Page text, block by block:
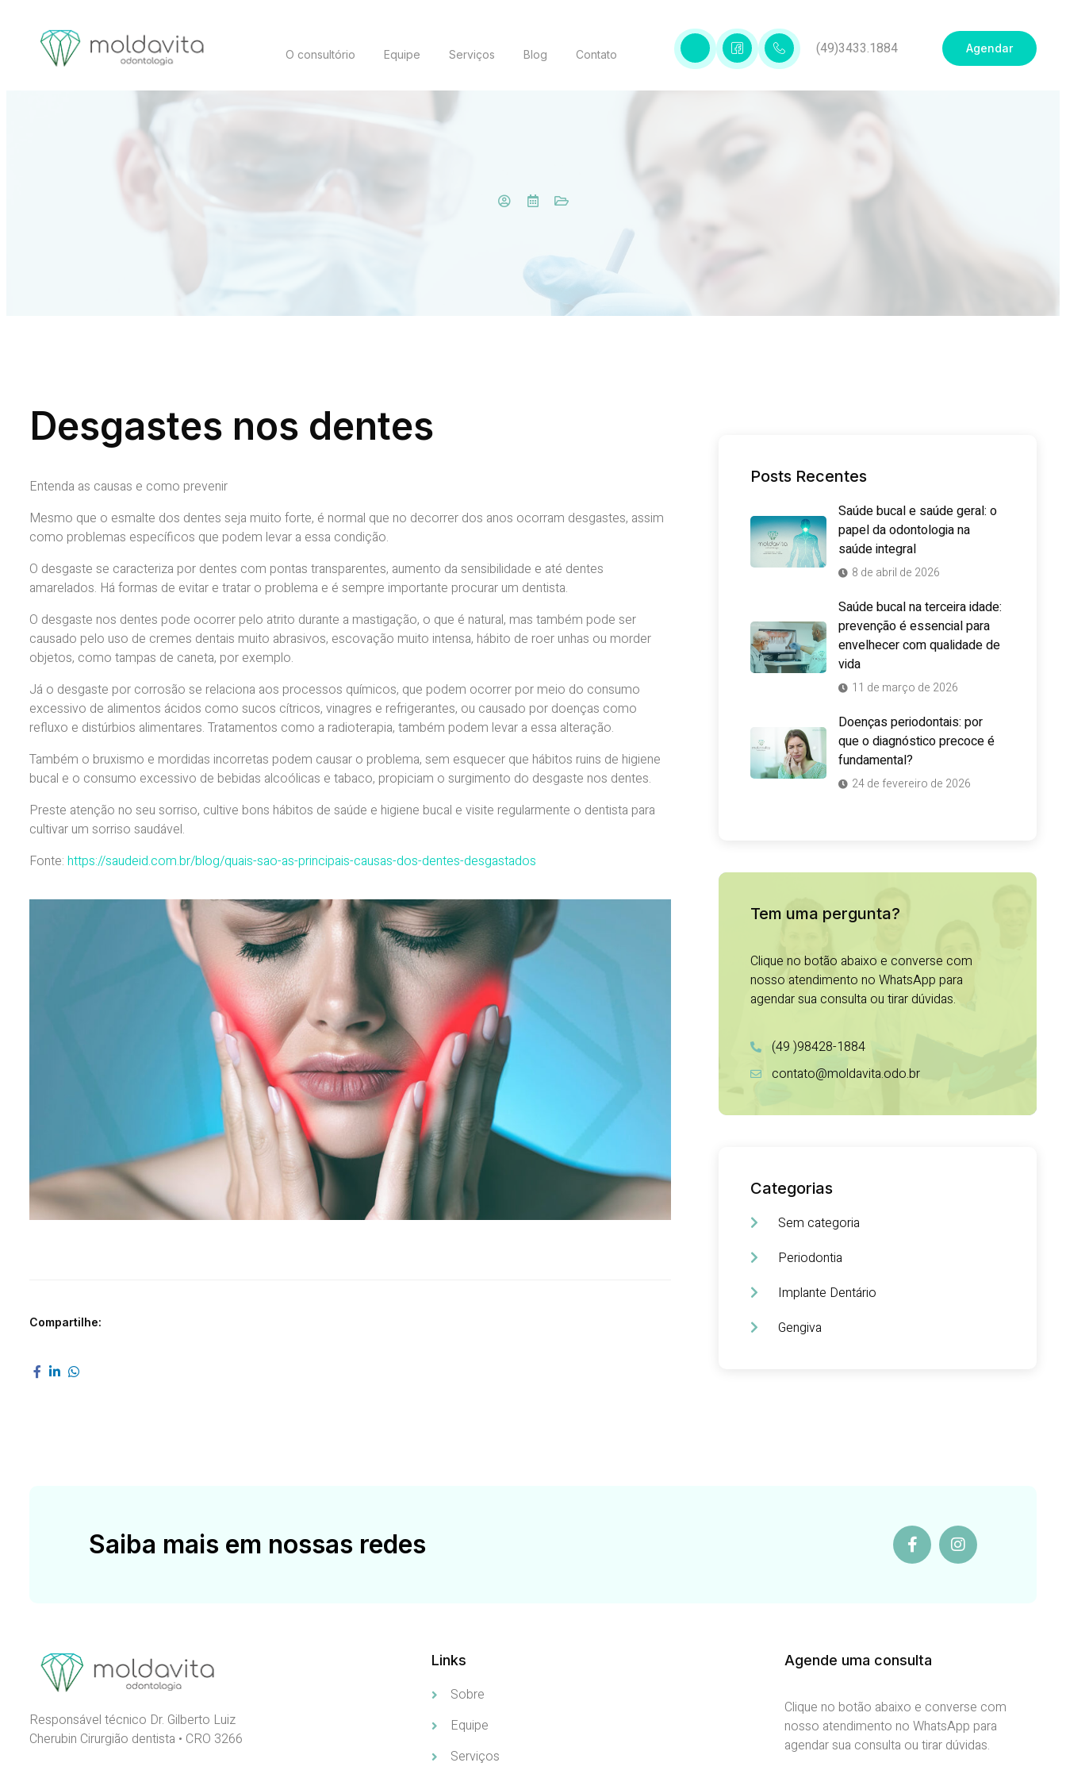
O consultório Equipe Serviços Blog Contato (49)3433.1884 Agendar
Desgastes nos dentes
Entenda as causas e como prevenir
Mesmo que o esmalte dos dentes seja muito forte, é normal que no decorrer dos anos ocorram desgastes, assim
como problemas específicos que podem levar a essa condição.
O desgaste se caracteriza por dentes com pontas transparentes, aumento da sensibilidade e até dentes
amarelados. Há formas de evitar e tratar o problema e é sempre importante procurar um dentista.
O desgaste nos dentes pode ocorrer pelo atrito durante a mastigação, o que é natural, mas também pode ser
causado pelo uso de cremes dentais muito abrasivos, escovação muito intensa, hábito de roer unhas ou morder
objetos, como tampas de caneta, por exemplo.
Já o desgaste por corrosão se relaciona aos processos químicos, que podem ocorrer por meio do consumo
excessivo de alimentos ácidos como sucos cítricos, vinagres e refrigerantes, ou causado por doenças como
refluxo e distúrbios alimentares. Tratamentos como a radioterapia, também podem levar a essa alteração.
Também o bruxismo e mordidas incorretas podem causar o problema, sem esquecer que hábitos ruins de higiene
bucal e o consumo excessivo de bebidas alcoólicas e tabaco, propiciam o surgimento do desgaste nos dentes.
Preste atenção no seu sorriso, cultive bons hábitos de saúde e higiene bucal e visite regularmente o dentista para
cultivar um sorriso saudável.
Fonte: https://saudeid.com.br/blog/quais-sao-as-principais-causas-dos-dentes-desgastados
Compartilhe:
Posts Recentes
Saúde bucal e saúde geral: o
papel da odontologia na
saúde integral
8 de abril de 2026
Saúde bucal na terceira idade:
prevenção é essencial para
envelhecer com qualidade de
vida
11 de março de 2026
Doenças periodontais: por
que o diagnóstico precoce é
fundamental?
24 de fevereiro de 2026
Tem uma pergunta?
Clique no botão abaixo e converse com
nosso atendimento no WhatsApp para
agendar sua consulta ou tirar dúvidas.
(49 )98428-1884
contato@moldavita.odo.br
Categorias
Sem categoria
Periodontia
Implante Dentário
Gengiva
Saiba mais em nossas redes
Responsável técnico Dr. Gilberto Luiz
Cherubin Cirurgião dentista • CRO 3266
Links
Sobre
Equipe
Serviços
Agende uma consulta
Clique no botão abaixo e converse com
nosso atendimento no WhatsApp para
agendar sua consulta ou tirar dúvidas.